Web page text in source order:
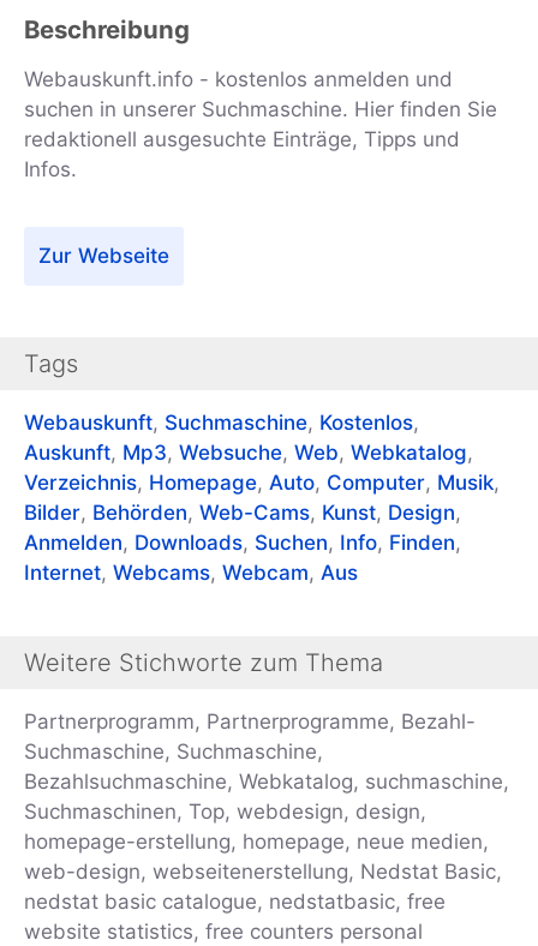
Beschreibung
Webauskunft.info - kostenlos anmelden und
suchen in unserer Suchmaschine. Hier finden Sie
redaktionell ausgesuchte Einträge, Tipps und
Infos.
Zur Webseite
Tags
Webauskunft, Suchmaschine, Kostenlos,
Auskunft, Mp3, Websuche, Web, Webkatalog,
Verzeichnis, Homepage, Auto, Computer, Musik,
Bilder, Behörden, Web-Cams, Kunst, Design,
Anmelden, Downloads, Suchen, Info, Finden,
Internet, Webcams, Webcam, Aus
Weitere Stichworte zum Thema
Partnerprogramm, Partnerprogramme, Bezahl-
Suchmaschine, Suchmaschine,
Bezahlsuchmaschine, Webkatalog, suchmaschine,
Suchmaschinen, Top, webdesign, design,
homepage-erstellung, homepage, neue medien,
web-design, webseitenerstellung, Nedstat Basic,
nedstat basic catalogue, nedstatbasic, free
website statistics, free counters personal